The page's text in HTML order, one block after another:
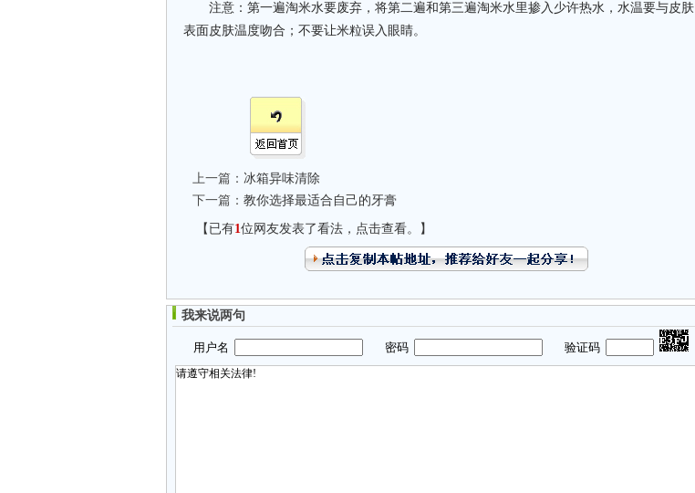
注意：第一遍淘米水要废弃，将第二遍和第三遍淘米水里掺入少许热水，水温要与皮肤
表面皮肤温度吻合；不要让米粒误入眼睛。
上一篇： 冰箱异味清除
下一篇： 教你选择最适合自己的牙膏
【已有1位网友发表了看法，点击查看。】
我来说两句
用户名 密码 验证码